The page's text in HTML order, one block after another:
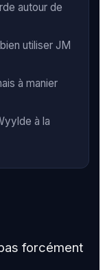
autour de
utiliser JM
à manier
à la
forcément